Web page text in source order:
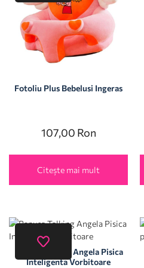
Fotoliu Plus Bebelusi Ingeras
107,00 Ron
Citește mai mult
Papusa Talking Angela Pisica
Inteligenta Vorbitoare